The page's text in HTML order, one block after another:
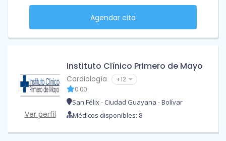
Agendar cita
Ver perfil
Instituto Clínico Primero de Mayo
Cardiología +12
0.00
San Félix - Ciudad Guayana - Bolívar
Médicos disponibles: 8